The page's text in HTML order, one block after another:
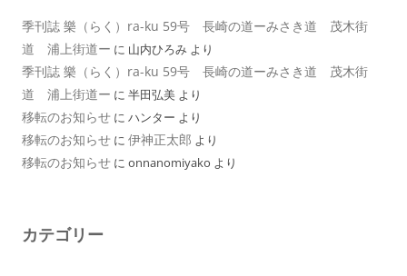
季刊誌 樂（らく）ra-ku 59号 長崎の道ーみさき道 茂木街
道 浦上街道ー に 山内ひろみ より
季刊誌 樂（らく）ra-ku 59号 長崎の道ーみさき道 茂木街
道 浦上街道ー に 半田弘美 より
移転のお知らせ に ハンター より
移転のお知らせ に 伊神正太郎 より
移転のお知らせ に onnanomiyako より
カテゴリー